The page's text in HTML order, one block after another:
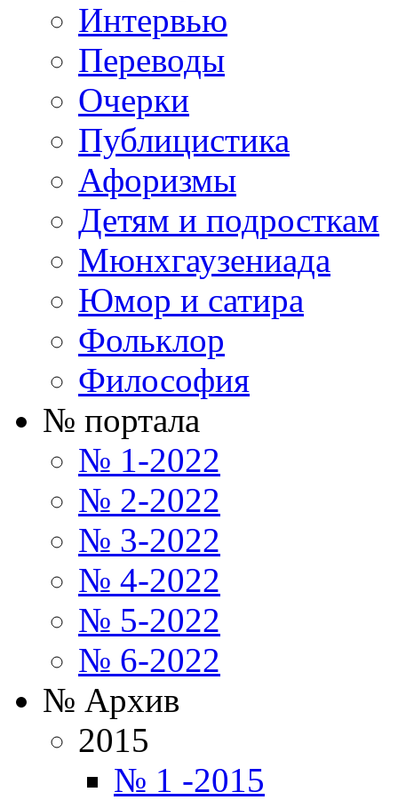
Интервью
Переводы
Очерки
Публицистика
Афоризмы
Детям и подросткам
Мюнхгаузениада
Юмор и сатира
Фольклор
Философия
№ портала
№ 1-2022
№ 2-2022
№ 3-2022
№ 4-2022
№ 5-2022
№ 6-2022
№ Архив
2015
№ 1 -2015